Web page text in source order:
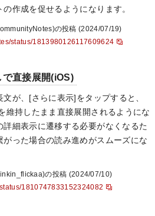
作成を促せるようになります。
の投稿 (2024/07/19)
status/1813980126117609624
直接展開(iOS)
が、[さらに表示]をタップすると、
維持したまま直接展開されるようにな
詳細表示に遷移する必要がなくなるた
った場合の読み進めがスムーズにな
の投稿 (2024/07/10)
1810747833152324082